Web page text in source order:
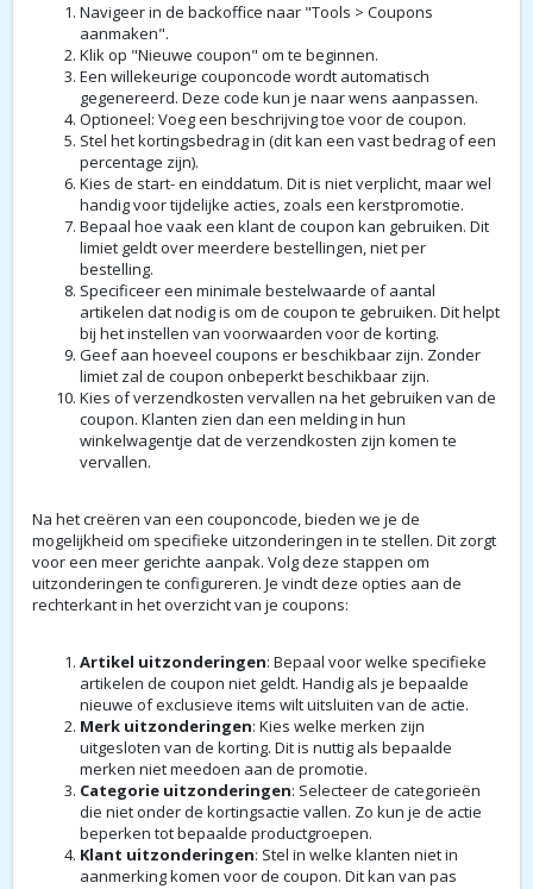
Navigeer in de backoffice naar "Tools > Coupons
aanmaken".
Klik op "Nieuwe coupon" om te beginnen.
Een willekeurige couponcode wordt automatisch
gegenereerd. Deze code kun je naar wens aanpassen.
Optioneel: Voeg een beschrijving toe voor de coupon.
Stel het kortingsbedrag in (dit kan een vast bedrag of een
percentage zijn).
Kies de start- en einddatum. Dit is niet verplicht, maar wel
handig voor tijdelijke acties, zoals een kerstpromotie.
Bepaal hoe vaak een klant de coupon kan gebruiken. Dit
limiet geldt over meerdere bestellingen, niet per
bestelling.
Specificeer een minimale bestelwaarde of aantal
artikelen dat nodig is om de coupon te gebruiken. Dit helpt
bij het instellen van voorwaarden voor de korting.
Geef aan hoeveel coupons er beschikbaar zijn. Zonder
limiet zal de coupon onbeperkt beschikbaar zijn.
Kies of verzendkosten vervallen na het gebruiken van de
coupon. Klanten zien dan een melding in hun
winkelwagentje dat de verzendkosten zijn komen te
vervallen.
Na het creëren van een couponcode, bieden we je de
mogelijkheid om specifieke uitzonderingen in te stellen. Dit zorgt
voor een meer gerichte aanpak. Volg deze stappen om
uitzonderingen te configureren. Je vindt deze opties aan de
rechterkant in het overzicht van je coupons:
Artikel uitzonderingen: Bepaal voor welke specifieke
artikelen de coupon niet geldt. Handig als je bepaalde
nieuwe of exclusieve items wilt uitsluiten van de actie.
Merk uitzonderingen: Kies welke merken zijn
uitgesloten van de korting. Dit is nuttig als bepaalde
merken niet meedoen aan de promotie.
Categorie uitzonderingen: Selecteer de categorieën
die niet onder de kortingsactie vallen. Zo kun je de actie
beperken tot bepaalde productgroepen.
Klant uitzonderingen: Stel in welke klanten niet in
aanmerking komen voor de coupon. Dit kan van pas